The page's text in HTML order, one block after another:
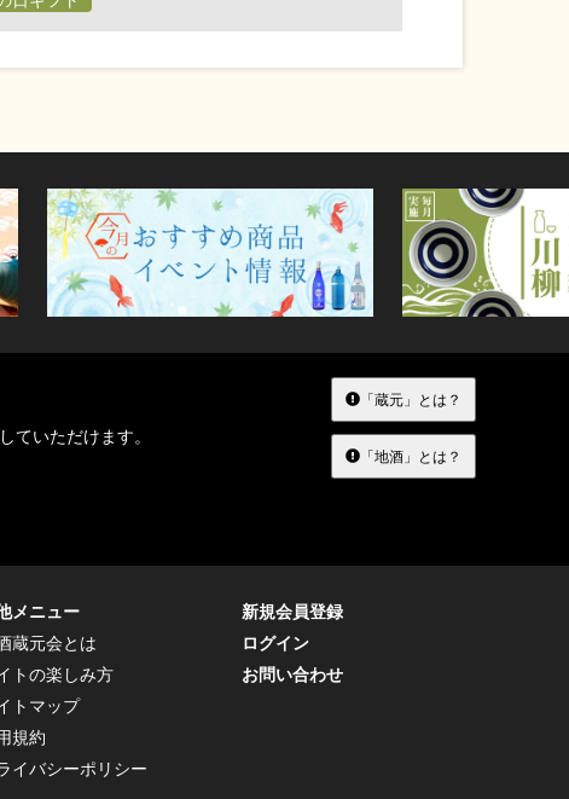
ていただけます。
「蔵元」とは？
「地酒」とは？
メニュー
蔵元会とは
トの楽しみ方
トマップ
規約
イバシーポリシー
新規会員登録
ログイン
お問い合わせ